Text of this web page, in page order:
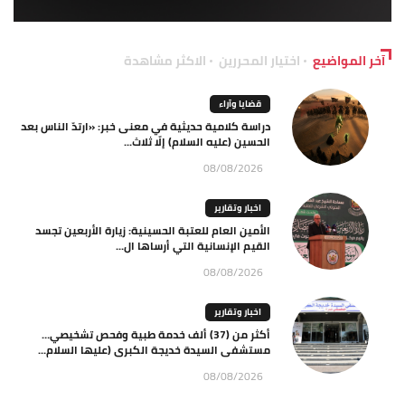
آخر المواضيع اختيار المحررين الاكثر مشاهدة
قضايا وآراء
دراسة كلامية حديثية في معنى خبر: «ارتدّ الناس بعد
الحسين (عليه السلام) إلّا ثلاث...
08/08/2026
اخبار وتقارير
الأمين العام للعتبة الحسينية: زيارة الأربعين تجسد
القيم الإنسانية التي أرساها ال...
08/08/2026
اخبار وتقارير
أكثر من (37) ألف خدمة طبية وفحص تشخيصي…
مستشفى السيدة خديجة الكبرى (عليها السلام...
08/08/2026